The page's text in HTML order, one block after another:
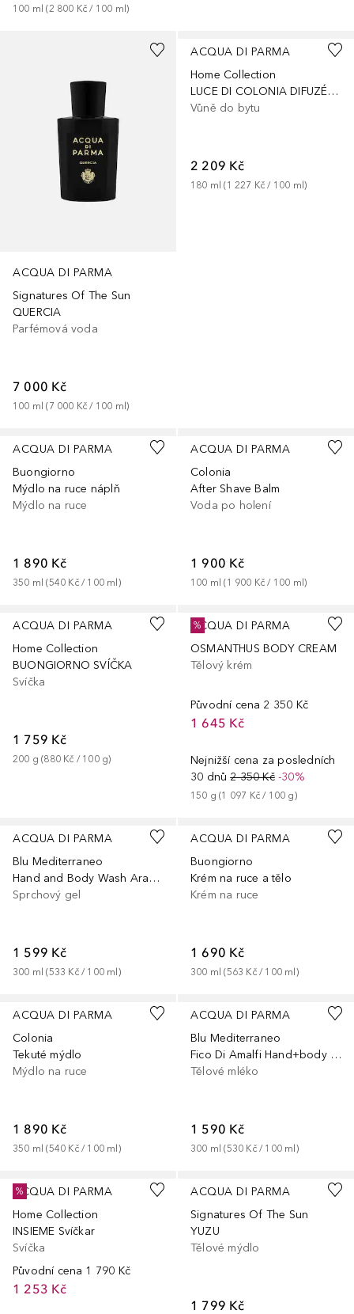
100 ml (2 800 Kč / 100 ml)
ACQUA DI PARMA
Signatures Of The Sun
QUERCIA
Parfémová voda
7 000 Kč
100 ml (7 000 Kč / 100 ml)
ACQUA DI PARMA
Home Collection
LUCE DI COLONIA DIFUZÉR AROMATICKÝ
Vůně do bytu
2 209 Kč
180 ml (1 227 Kč / 100 ml)
ACQUA DI PARMA
Buongiorno
Mýdlo na ruce náplň
Mýdlo na ruce
1 890 Kč
350 ml (540 Kč / 100 ml)
ACQUA DI PARMA
Colonia
After Shave Balm
Voda po holení
1 900 Kč
100 ml (1 900 Kč / 100 ml)
ACQUA DI PARMA
Home Collection
BUONGIORNO SVÍČKA
Svíčka
1 759 Kč
200 g (880 Kč / 100 g)
ACQUA DI PARMA
OSMANTHUS BODY CREAM
Tělový krém
Původní cena 2 350 Kč
1 645 Kč
Nejnižší cena za posledních
30 dnů 2 350 Kč-30%
150 g (1 097 Kč / 100 g)
%
ACQUA DI PARMA
Blu Mediterraneo
Hand and Body Wash Arancia di Capri
Sprchový gel
1 599 Kč
300 ml (533 Kč / 100 ml)
ACQUA DI PARMA
Buongiorno
Krém na ruce a tělo
Krém na ruce
1 690 Kč
300 ml (563 Kč / 100 ml)
ACQUA DI PARMA
Colonia
Tekuté mýdlo
Mýdlo na ruce
1 890 Kč
350 ml (540 Kč / 100 ml)
ACQUA DI PARMA
Blu Mediterraneo
Fico Di Amalfi Hand+body Lotion
Tělové mléko
1 590 Kč
300 ml (530 Kč / 100 ml)
ACQUA DI PARMA
Home Collection
INSIEME Svíčkar
Svíčka
Původní cena 1 790 Kč
1 253 Kč
%
ACQUA DI PARMA
Signatures Of The Sun
YUZU
Tělové mýdlo
1 799 Kč